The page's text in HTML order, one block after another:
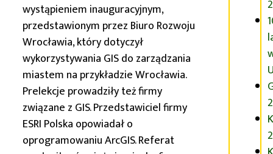
wystąpieniem inauguracyjnym,
przedstawionym przez Biuro Rozwoju
Wrocławia, który dotyczył
wykorzystywania GIS do zarządzania
miastem na przykładzie Wrocławia.
Prelekcje prowadziły też firmy
związane z GIS. Przedstawiciel firmy
ESRI Polska opowiadał o
oprogramowaniu ArcGIS. Referat